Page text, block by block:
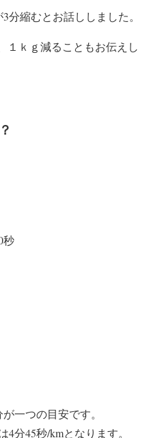
3分縮むとお話ししました。
１ｋｇ減ることもお伝えし
秒
一つの目安です。
4分45秒/kmとなります。